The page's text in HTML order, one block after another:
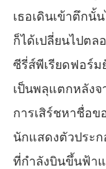
เธอเดินเข้าตึกนั้
ก็ได้เปลี่ยนไปตล
ซีรี่ส์พีเรียดฟอร์ม
เป็นพลุแตกหลัง
การเสิร์ชหาชื่อ
นักแสดงตัวประก
ที่กำลังบินขึ้นฟ้าแ